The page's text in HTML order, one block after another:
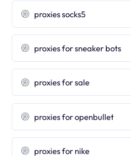
proxies socks5
proxies for sneaker bots
proxies for sale
proxies for openbullet
proxies for nike